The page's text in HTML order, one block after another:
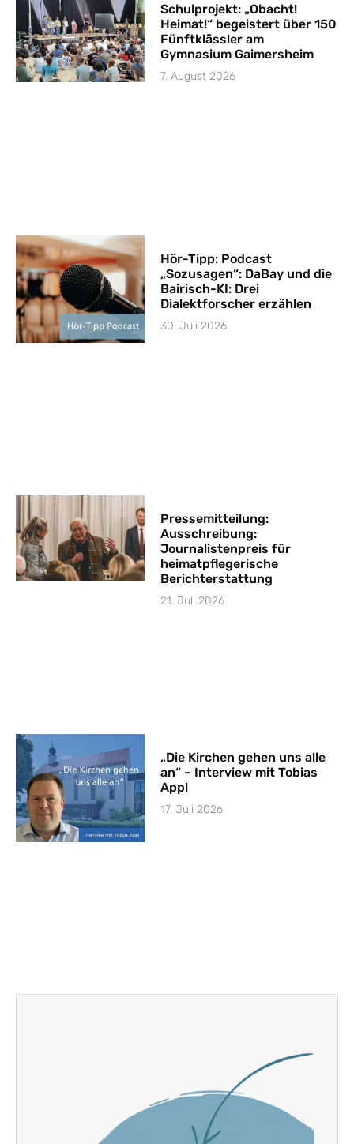
Schulprojekt: „Obacht!
Heimat!“ begeistert über 150
Fünftklässler am
Gymnasium Gaimersheim
7. August 2026
Hör-Tipp: Podcast
„Sozusagen“: DaBay und die
Bairisch-KI: Drei
Dialektforscher erzählen
30. Juli 2026
Pressemitteilung:
Ausschreibung:
Journalistenpreis für
heimatpflegerische
Berichterstattung
21. Juli 2026
„Die Kirchen gehen uns alle
an“ – Interview mit Tobias
Appl
17. Juli 2026